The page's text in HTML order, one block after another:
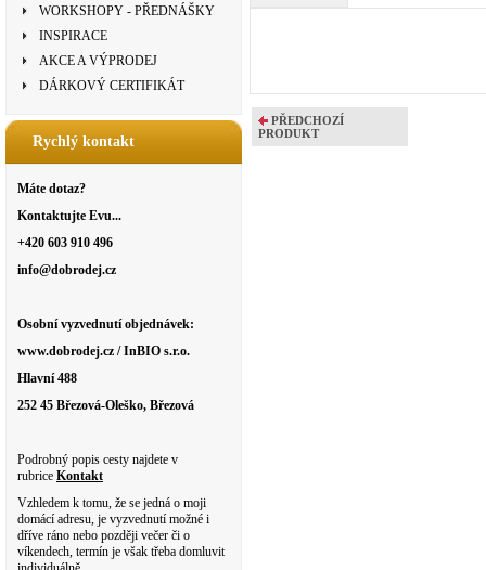
WORKSHOPY - PŘEDNÁŠKY
INSPIRACE
AKCE A VÝPRODEJ
DÁRKOVÝ CERTIFIKÁT
Rychlý kontakt
Máte dotaz?
Kontaktujte Evu...
+420 603 910 496
info@dobrodej.cz
Osobní vyzvednutí objednávek:
www.dobrodej.cz / InBIO s.r.o.
Hlavní 488
252 45 Březová-Oleško, Březová
Podrobný popis cesty najdete v
rubrice Kontakt
Vzhledem k tomu, že se jedná o moji
domácí adresu, je vyzvednutí možné i
dříve ráno nebo později večer či o
víkendech, termín je však třeba domluvit
PŘEDCHOZÍ
PRODUKT